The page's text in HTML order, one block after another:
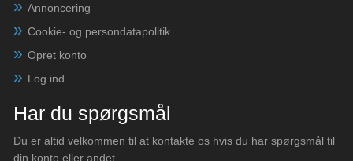
Annoncering
Cookie- og persondatapolitik
Opret konto
Log ind
Har du spørgsmål
Du er altid velkommen til at kontakte os hvis du har spørgsmål til
din konto eller andet.